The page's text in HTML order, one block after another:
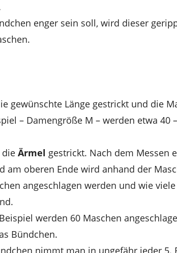
enger sein soll, wird dieser
gewünschte Länge gestrickt und die
– Damengröße M – werden etwa 40
die Ärmel gestrickt. Nach dem Messen
am oberen Ende wird anhand der
angeschlagen werden und wie
werden 60 Maschen
Bündchen.
nimmt man in ungefähr jeder 5.